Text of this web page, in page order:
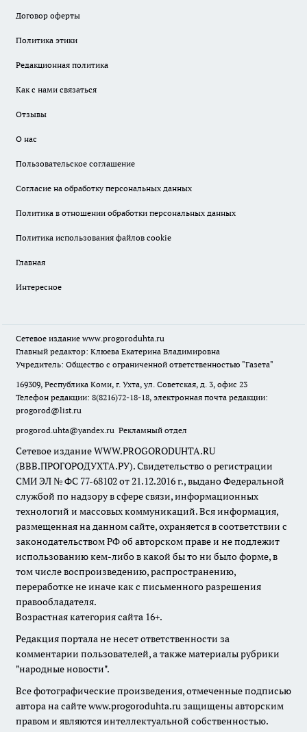
Договор оферты
Политика этики
Редакционная политика
Как с нами связаться
Отзывы
О нас
Пользовательское соглашение
Согласие на обработку персональных данных
Политика в отношении обработки персональных данных
Политика использования файлов cookie
Главная
Интересное
Сетевое издание www.progoroduhta.ru
Главный редактор: Клюева Екатерина Владимировна
Учредитель: Общество с ограниченной ответственностью "Газета"
169309, Республика Коми, г. Ухта, ул. Советская, д. 3, офис 23
Телефон редакции: 8(8216)72-18-18, электронная почта редакции:
progorod@list.ru
progorod.uhta@yandex.ru Рекламный отдел
Сетевое издание WWW.PROGORODUHTA.RU
(ВВВ.ПРОГОРОДУХТА.РУ). Свидетельство о регистрации
СМИ ЭЛ № ФС 77-68102 от 21.12.2016 г., выдано Федеральной
службой по надзору в сфере связи, информационных
технологий и массовых коммуникаций. Вся информация,
размещенная на данном сайте, охраняется в соответствии с
законодательством РФ об авторском праве и не подлежит
использованию кем-либо в какой бы то ни было форме, в
том числе воспроизведению, распространению,
переработке не иначе как с письменного разрешения
правообладателя.
Возрастная категория сайта 16+.
Редакция портала не несет ответственности за
комментарии пользователей, а также материалы рубрики
"народные новости".
Все фотографические произведения, отмеченные подписью
автора на сайте www.progoroduhta.ru защищены авторским
правом и являются интеллектуальной собственностью.